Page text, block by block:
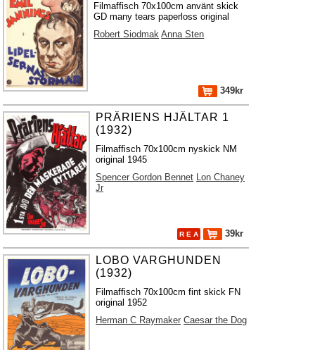
Filmaffisch 70x100cm använt skick
GD many tears paperloss original
Robert Siodmak Anna Sten
349kr
PRÄRIENS HJÄLTAR 1
(1932)
Filmaffisch 70x100cm nyskick NM
original 1945
Spencer Gordon Bennet Lon Chaney
Jr
R E A 39kr
LOBO VARGHUNDEN
(1932)
Filmaffisch 70x100cm fint skick FN
original 1952
Herman C Raymaker Caesar the Dog